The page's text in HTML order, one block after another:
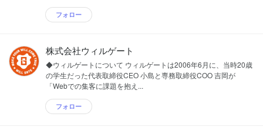
フォロー
株式会社ウィルゲート
◆ウィルゲートについて ウィルゲートは2006年6月に、当時20歳
の学生だった代表取締役CEO 小島と専務取締役COO 吉岡が
「Webでの集客に課題を抱え...
フォロー